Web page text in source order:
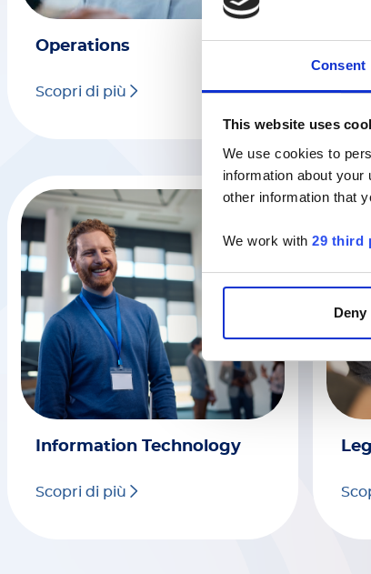
Consent
This website uses
We use cookies to
information about
other information that
We work with 29 third
Deny
Operations
Scopri di più
HR
Information Technology
Scopri di più